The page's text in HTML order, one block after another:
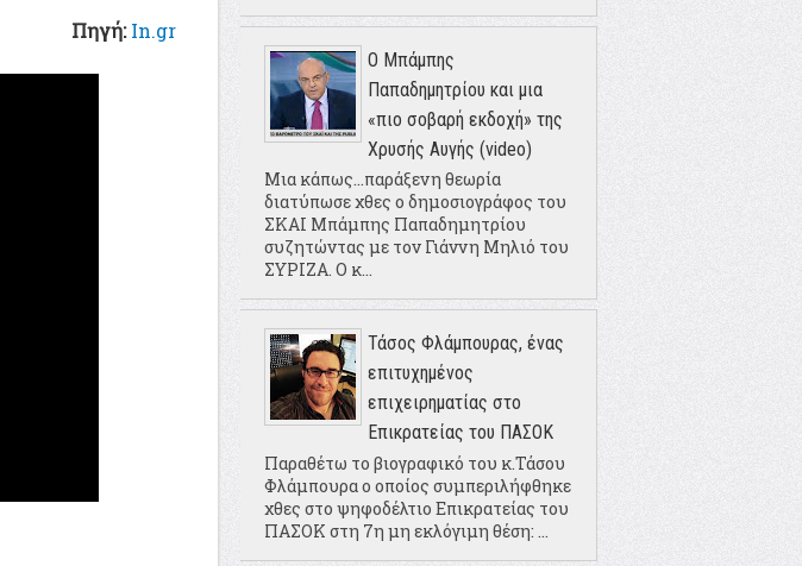
Πηγή:Ιn.gr
Ο Μπάμπης
Παπαδημητρίου και μια
«πιο σοβαρή εκδοχή» της
Χρυσής Αυγής (video)
Μια κάπως...παράξενη θεωρία
διατύπωσε χθες ο δημοσιογράφος του
ΣΚΑΙ Μπάμπης Παπαδημητρίου
συζητώντας με τον Γιάννη Μηλιό του
ΣΥΡΙΖΑ. Ο κ...
Τάσος Φλάμπουρας, ένας
επιτυχημένος
επιχειρηματίας στο
Επικρατείας του ΠΑΣΟΚ
Παραθέτω το βιογραφικό του κ.Τάσου
Φλάμπουρα ο οποίος συμπεριλήφθηκε
χθες στο ψηφοδέλτιο Επικρατείας του
ΠΑΣΟΚ στη 7η μη εκλόγιμη θέση: ...